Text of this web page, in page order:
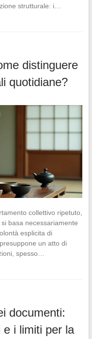
strutturale: i…
distinguere
quotidiane?
collettivo ripetuto,
basa necessariamente
esplicita di
un atto di
spesso…
documenti:
e i limiti per la